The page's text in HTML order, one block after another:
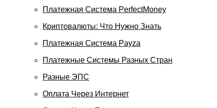
Платежная Система PerfectMoney
Криптовалюты: Что Нужно Знать
Платежная Система Payza
Платежные Системы Разных Стран
Разные ЭПС
Оплата Через Интернет